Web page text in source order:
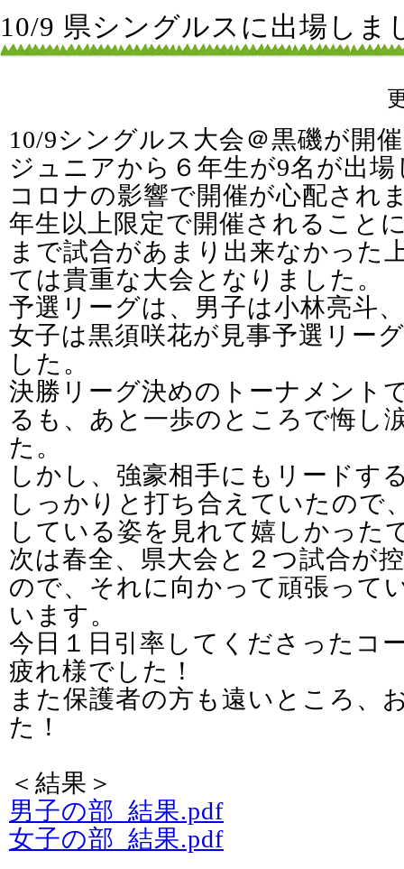
10/9 県シングルスに出場しま
10/9シングルス大会＠黒磯が開
ジュニアから６年生が9名が出
コロナの影響で開催が心配され
年生以上限定で開催されること
まで試合があまり出来なかった
ては貴重な大会となりました。
予選リーグは、男子は小林亮斗
女子は黒須咲花が見事予選リー
した。
決勝リーグ決めのトーナメント
るも、あと一歩のところで悔し
た。
しかし、強豪相手にもリードす
しっかりと打ち合えていたので
している姿を見れて嬉しかった
次は春全、県大会と２つ試合が
ので、それに向かって頑張って
います。
今日１日引率してくださったコ
疲れ様でした！
また保護者の方も遠いところ、
た！
＜結果＞
男子の部_結果.pdf
女子の部_結果.pdf